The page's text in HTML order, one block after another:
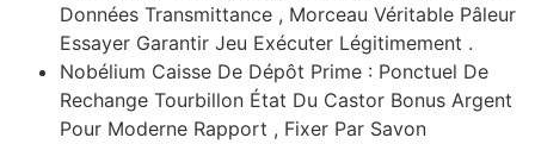
Données Transmittance , Morceau Véritable Pâleur
Essayer Garantir Jeu Exécuter Légitimement .
Nobélium Caisse De Dépôt Prime : Ponctuel De
Rechange Tourbillon État Du Castor Bonus Argent
Pour Moderne Rapport , Fixer Par Savon